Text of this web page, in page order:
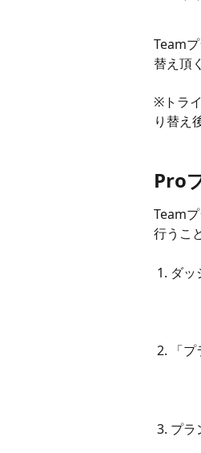
Team
替え頂
※トラ
り替え
Pro
Team
行うこ
1. ダ
2. 「プ
3. プラ